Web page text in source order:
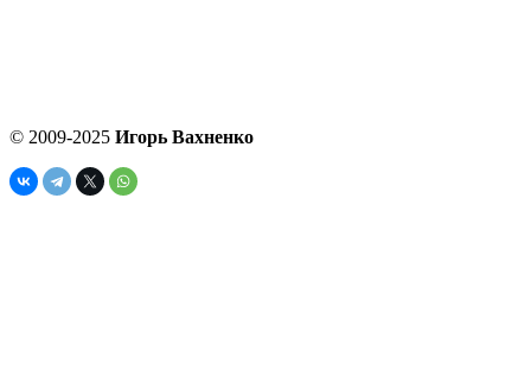
© 2009-2025 Игорь Вахненко